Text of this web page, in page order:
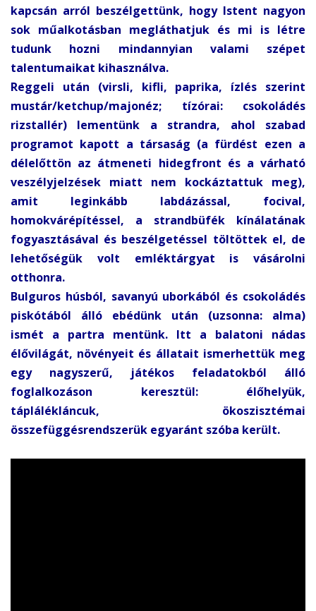
kapcsán arról beszélgettünk, hogy Istent nagyon
sok műalkotásban megláthatjuk és mi is létre
tudunk hozni mindannyian valami szépet
talentumaikat kihasználva.
Reggeli után (virsli, kifli, paprika, ízlés szerint
mustár/ketchup/majonéz; tízórai: csokoládés
rizstallér) lementünk a strandra, ahol szabad
programot kapott a társaság (a fürdést ezen a
délelőttön az átmeneti hidegfront és a várható
veszélyjelzések miatt nem kockáztattuk meg),
amit leginkább labdázással, focival,
homokvárépítéssel, a strandbüfék kínálatának
fogyasztásával és beszélgetéssel töltöttek el, de
lehetőségük volt emléktárgyat is vásárolni
otthonra.
Bulguros húsból, savanyú uborkából és csokoládés
piskótából álló ebédünk után (uzsonna: alma)
ismét a partra mentünk. Itt a balatoni nádas
élővilágát, növényeit és állatait ismerhettük meg
egy nagyszerű, játékos feladatokból álló
foglalkozáson keresztül: élőhelyük,
táplálékláncuk, ökoszisztémai
összefüggésrendszerük egyaránt szóba került.